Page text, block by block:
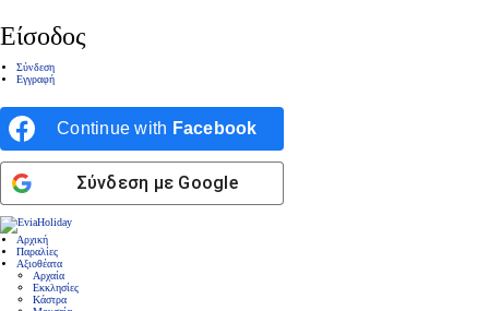
Είσοδος
Σύνδεση
Εγγραφή
Continue with Facebook
Σύνδεση με Google
Αρχική
Παραλίες
Αξιοθέατα
Αρχαία
Εκκλησίες
Κάστρα